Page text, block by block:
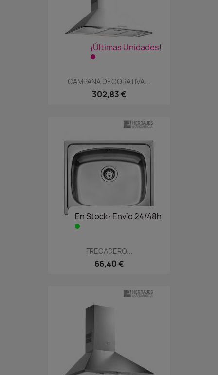
¡Últimas Unidades!
CAMPANA DECORATIVA...
302,83 €
En Stock·Envío 24/48h
FREGADERO...
66,40 €